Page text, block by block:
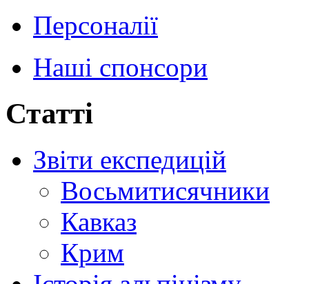
Персоналії
Наші спонсори
Статті
Звіти експедицій
Восьмитисячники
Кавказ
Крим